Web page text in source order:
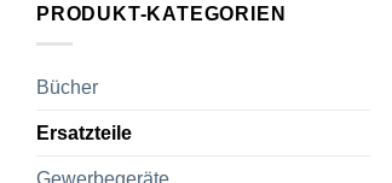
PRODUKT-KATEGORIEN
Bücher
Ersatzteile
Gewerbegeräte